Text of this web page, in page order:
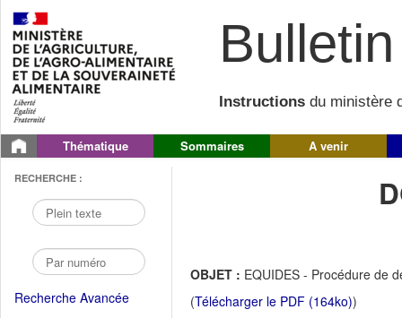
Instructions du ministère
Thématique Sommaires A venir
RECHERCHE :
Recherche Avancée
OBJET : EQUIDES - Procédure de
(Télécharger le PDF (164ko))